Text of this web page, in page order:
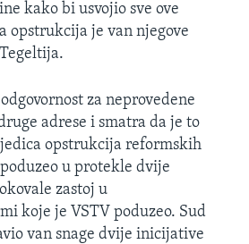
kako bi usvojio sve ove
opstrukcija je van njegove
za neprovedene
adrese i smatra da je to
opstrukcija reformskih
u protekle dvije
zastoj u
koje je VSTV poduzeo. Sud
van snage dvije inicijative